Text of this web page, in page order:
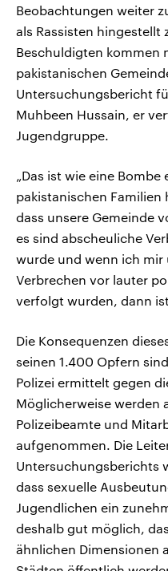
Beobachtungen weiter
als Rassisten hingestellt
Beschuldigten kommen
pakistanischen
Untersuchungsbericht
Muhbeen Hussain, er
Jugendgruppe.
„Das ist wie eine
pakistanischen
dass unsere Gemeinde
es sind abscheuliche
wurde und wenn ich mir
Verbrechen vor lauter
verfolgt wurden, dann
Die Konsequenzen
seinen 1.400 Opfern
Polizei ermittelt gegen
Möglicherweise werden
Polizeibeamte und
aufgenommen. Die
Untersuchungsberichts
dass sexuelle
Jugendlichen ein
deshalb gut möglich,
ähnlichen Dimensionen